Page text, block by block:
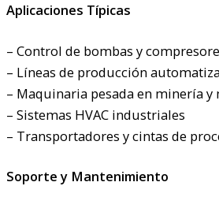
Aplicaciones Típicas
– Control de bombas y
– Líneas de producción
– Maquinaria pesada en minería
– Sistemas HVAC industriales
– Transportadores y cintas de
Soporte y Mantenimiento